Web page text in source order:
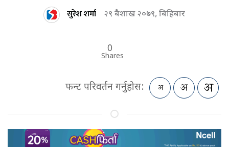
सुरेश शर्मा २९ बैशाख २०७९, बिहिबार
0
Shares
फन्ट परिवर्तन गर्नुहोस: